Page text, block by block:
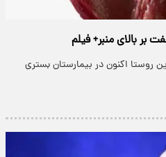
بر بالای منبر+ فیلم
روستا اکنون در بیمارستان بستری